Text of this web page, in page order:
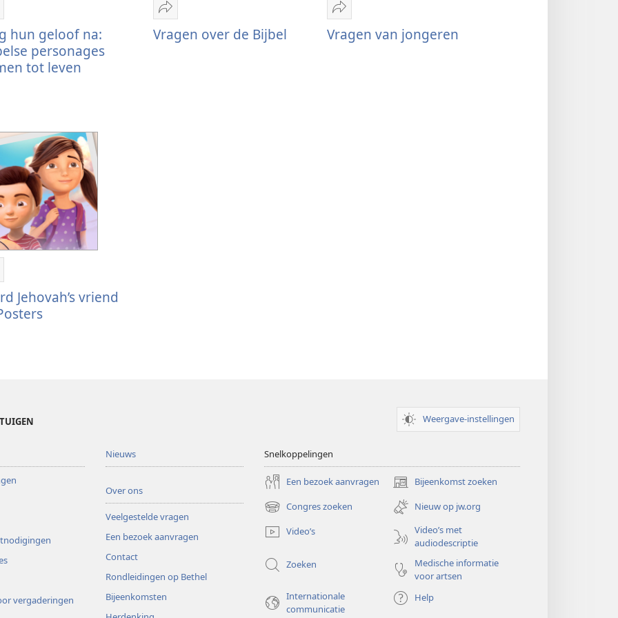
hun geloof na:
personages
tot leven
Delen
Vragen
over
Vragen over de Bijbel
Delen
Vragen
van
Vragen van jongeren
Jehovah’s vriend
Weergave-instellingen
vergaderingen
Nieuws
Over ons
Veelgestelde vragen
Een bezoek aanvragen
Contact
Rondleidingen op Bethel
Bijeenkomsten
Snelkoppelingen
Een bezoek aanvragen Bijeenkomst zoeken
(opent
nieuw
venster)
Congres zoeken
(opent
nieuw
venster)
Nieuw op jw.org
Video’s
Video’s met
audiodescriptie
Zoeken
Medische informatie
voor artsen
Internationale
communicatie
Help